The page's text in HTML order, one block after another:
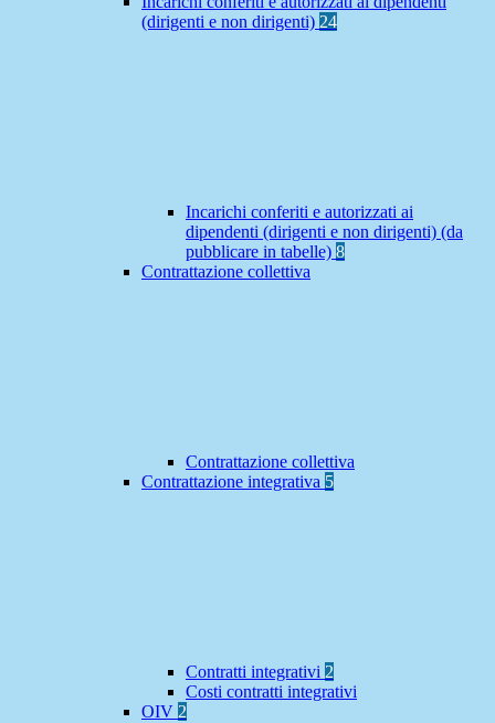
(dirigenti e non dirigenti) 24
Incarichi conferiti e autorizzati ai
dipendenti (dirigenti e non dirigenti) (da
pubblicare in tabelle) 8
Contrattazione collettiva
Contrattazione collettiva
Contrattazione integrativa 5
Contratti integrativi 2
Costi contratti integrativi
OIV 2